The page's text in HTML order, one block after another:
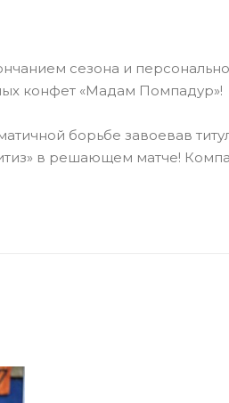
сезона и
конфет «Мадам Помпадур»!
борьбе завоевав
в решающем матче!